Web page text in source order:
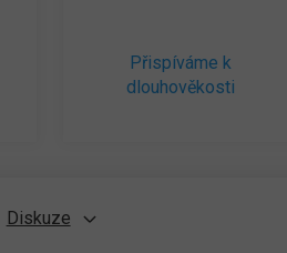
Přispíváme k
dlouhověkosti
Diskuze